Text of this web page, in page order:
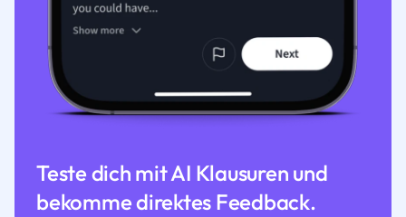
Teste dich mit AI Klausuren und
bekomme direktes Feedback.